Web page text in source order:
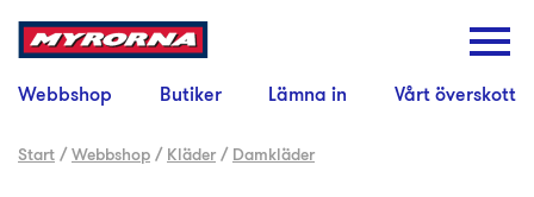
Webbshop Butiker Lämna in Vårt överskott
Start /Webbshop / Kläder / Damkläder